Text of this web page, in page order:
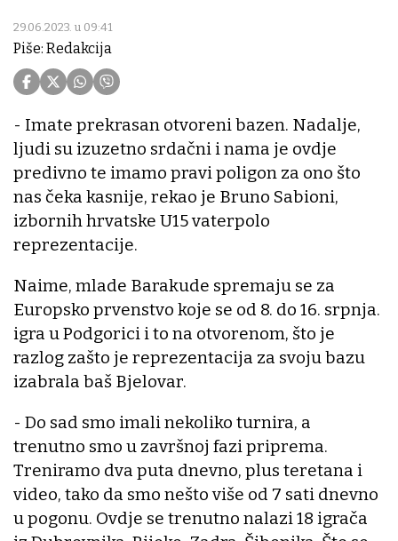
29.06.2023. u 09:41
Piše: Redakcija
- Imate prekrasan otvoreni bazen. Nadalje,
ljudi su izuzetno srdačni i nama je ovdje
predivno te imamo pravi poligon za ono što
nas čeka kasnije, rekao je Bruno Sabioni,
izbornih hrvatske U15 vaterpolo
reprezentacije.
Naime, mlade Barakude spremaju se za
Europsko prvenstvo koje se od 8. do 16. srpnja.
igra u Podgorici i to na otvorenom, što je
razlog zašto je reprezentacija za svoju bazu
izabrala baš Bjelovar.
- Do sad smo imali nekoliko turnira, a
trenutno smo u završnoj fazi priprema.
Treniramo dva puta dnevno, plus teretana i
video, tako da smo nešto više od 7 sati dnevno
u pogonu. Ovdje se trenutno nalazi 18 igrača